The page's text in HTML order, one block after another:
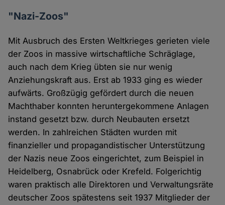
"Nazi-Zoos"
Mit Ausbruch des Ersten Weltkrieges gerieten viele
der Zoos in massive wirtschaftliche Schräglage,
auch nach dem Krieg übten sie nur wenig
Anziehungskraft aus. Erst ab 1933 ging es wieder
aufwärts. Großzügig gefördert durch die neuen
Machthaber konnten heruntergekommene Anlagen
instand gesetzt bzw. durch Neubauten ersetzt
werden. In zahlreichen Städten wurden mit
finanzieller und propagandistischer Unterstützung
der Nazis neue Zoos eingerichtet, zum Beispiel in
Heidelberg, Osnabrück oder Krefeld. Folgerichtig
waren praktisch alle Direktoren und Verwaltungsräte
deutscher Zoos spätestens seit 1937 Mitglieder der